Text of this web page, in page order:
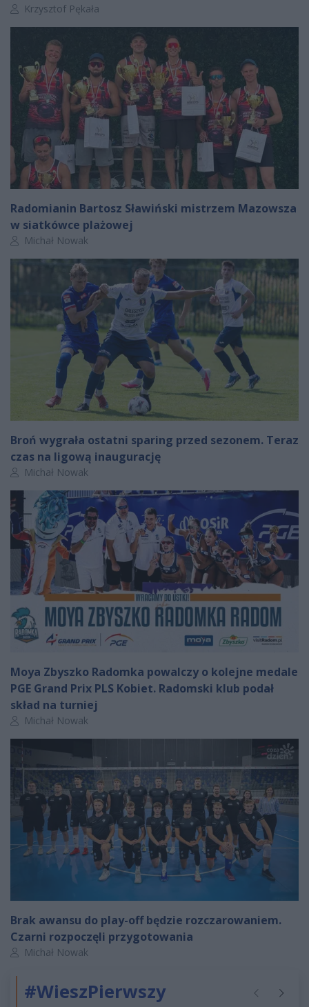
Autor artykułu:
Krzysztof Pękała
Radomianin Bartosz Sławiński mistrzem Mazowsza
w siatkówce plażowej
Autor artykułu:
Michał Nowak
Broń wygrała ostatni sparing przed sezonem. Teraz
czas na ligową inaugurację
Autor artykułu:
Michał Nowak
Moya Zbyszko Radomka powalczy o kolejne medale
PGE Grand Prix PLS Kobiet. Radomski klub podał
skład na turniej
Autor artykułu:
Michał Nowak
Brak awansu do play-off będzie rozczarowaniem.
Czarni rozpoczęli przygotowania
Autor artykułu:
Michał Nowak
#WieszPierwszy Poprzednie